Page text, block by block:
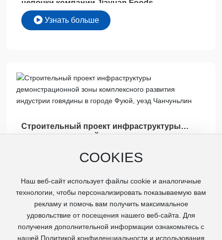
цепочки компании Jiayuan Foods
Узнать больше
Строительный проект инфраструктуры
демонстрационной зоны комплексного
Фуюй, уезд Чанчуньлин
Узнать больше
< 1 >
COOKIES
Наш веб-сайт использует файлы cookie и аналогичные
технологии, чтобы персонализировать показываемую вам
рекламу и помочь вам получить максимальное
удовольствие от посещения нашего веб-сайта. Для
получения дополнительной информации ознакомьтесь с
нашей Политикой конфиденциальности и использования